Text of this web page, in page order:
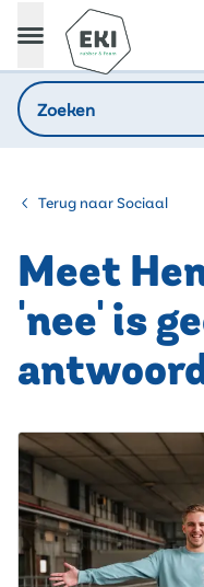
Terug naar Sociaal
Meet
'nee' is